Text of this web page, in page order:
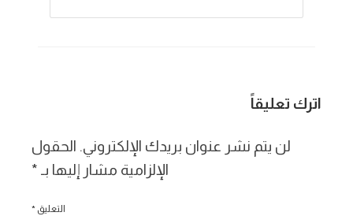
اترك تعليقاً
لن يتم نشر عنوان بريدك الإلكتروني. الحقول
الإلزامية مشار إليها بـ *
التعليق *